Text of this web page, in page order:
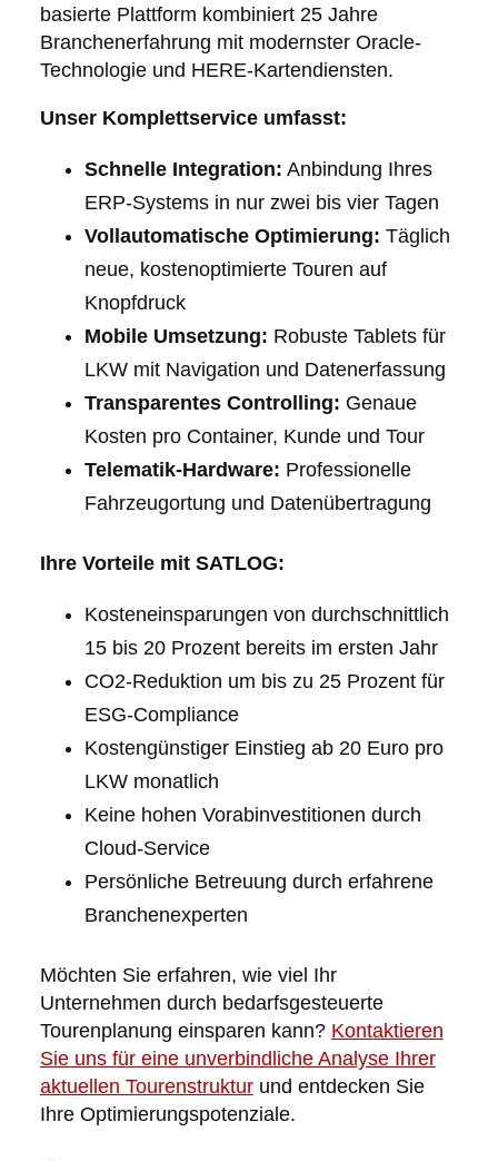
basierte Plattform kombiniert 25 Jahre
Branchenerfahrung mit modernster Oracle-
Technologie und HERE-Kartendiensten.
Unser Komplettservice umfasst:
Schnelle Integration: Anbindung Ihres
ERP-Systems in nur zwei bis vier Tagen
Vollautomatische Optimierung: Täglich
neue, kostenoptimierte Touren auf
Knopfdruck
Mobile Umsetzung: Robuste Tablets für
LKW mit Navigation und Datenerfassung
Transparentes Controlling: Genaue
Kosten pro Container, Kunde und Tour
Telematik-Hardware: Professionelle
Fahrzeugortung und Datenübertragung
Ihre Vorteile mit SATLOG:
Kosteneinsparungen von durchschnittlich
15 bis 20 Prozent bereits im ersten Jahr
CO2-Reduktion um bis zu 25 Prozent für
ESG-Compliance
Kostengünstiger Einstieg ab 20 Euro pro
LKW monatlich
Keine hohen Vorabinvestitionen durch
Cloud-Service
Persönliche Betreuung durch erfahrene
Branchenexperten
Möchten Sie erfahren, wie viel Ihr
Unternehmen durch bedarfsgesteuerte
Tourenplanung einsparen kann? Kontaktieren
Sie uns für eine unverbindliche Analyse Ihrer
aktuellen Tourenstrukturund entdecken Sie
Ihre Optimierungspotenziale.